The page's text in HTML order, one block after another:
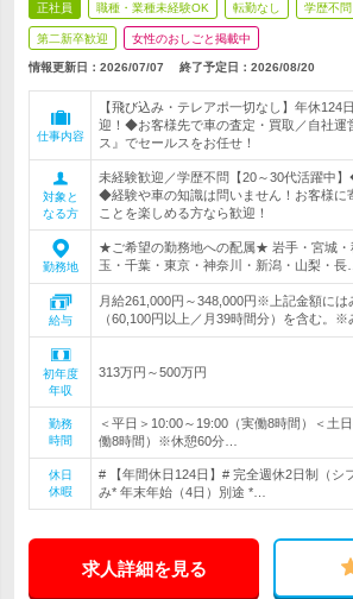
正社員 職種・業種未経験OK 転勤なし 学歴不問
第二新卒歓迎 女性のおしごと掲載中
情報更新日：2026/07/07 終了予定日： 2026/08/20
仕事内容
【飛び込み・テレアポ一切なし】年休124
迎！◆お客様先で車の査定・買取／自社運
ス』でセールスをお任せ！
対象と
なる方
未経験歓迎／学歴不問【20～30代活躍中
◆経験や車の知識は問いません！お客様に
ことを楽しめる方なら歓迎！
勤務地
★ご希望の勤務地への配属★ 岩手・宮城・
玉・千葉・東京・神奈川・新潟・山梨・長…
給与
月給261,000円～348,000円※上記金額には
（60,100円以上／月39時間分）を含む。※
初年度
年収
313万円～500万円
勤務
時間
＜平日＞10:00～19:00（実働8時間）＜土
働8時間）※休憩60分…
休日
休暇
# 【年間休日124日】# 完全週休2日制（シ
み* 年末年始（4日）別途 *…
求人詳細を見る